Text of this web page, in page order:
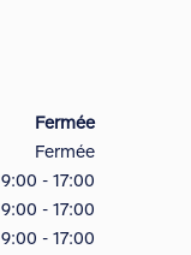
Fermée
Fermée
9:00 - 17:00
9:00 - 17:00
9:00 - 17:00